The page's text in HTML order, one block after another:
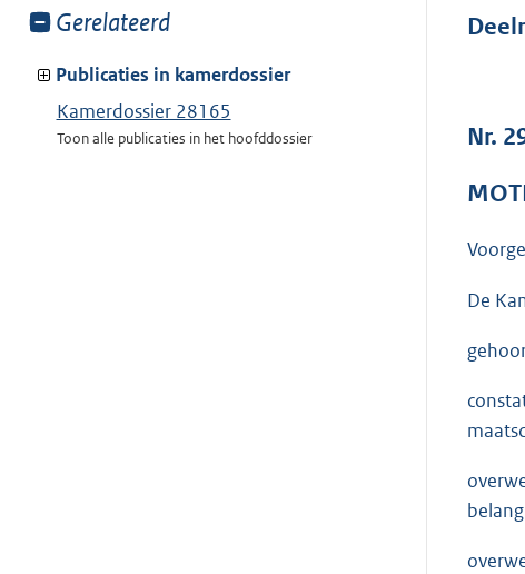
Toon
van:
Gerelateerd
Publicaties in kamerdossier
Kamerdossier 28165
Toon alle publicaties in het hoofddossier
Nr.
De